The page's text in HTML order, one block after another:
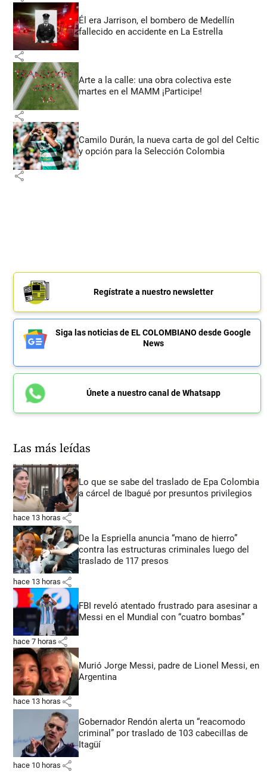
Él era Jarrison, el bombero de Medellín
fallecido en accidente en La Estrella
share
Arte a la calle: una obra colectiva este
martes en el MAMM ¡Participe!
share
Camilo Durán, la nueva carta de gol del Celtic
y opción para la Selección Colombia
share
Regístrate a nuestro newsletter
Siga las noticias de EL COLOMBIANO desde Google
News
Únete a nuestro canal de Whatsapp
Las más leídas
Lo que se sabe del traslado de Epa Colombia
a cárcel de Ibagué por presuntos privilegios
hace 13 horas share
De la Espriella anuncia “mano de hierro”
contra las estructuras criminales luego del
traslado de 117 presos
hace 13 horas share
FBI reveló atentado frustrado para asesinar a
Messi en el Mundial con “cuatro bombas”
hace 7 horas share
Murió Jorge Messi, padre de Lionel Messi, en
Argentina
hace 13 horas share
Gobernador Rendón alerta un “reacomodo
criminal” por traslado de 103 cabecillas de
Itagüí
hace 10 horas share